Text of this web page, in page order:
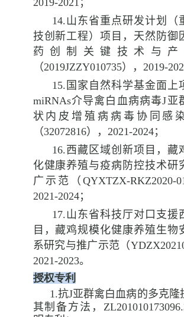
2019-2021 ；
14. 山东省重点研发计划（
技创新工程）项目，天然防御
药创制关键技术与产
（2019JZZY010735）， 2019-
15. 国家自然科学基金面上
miRNAs介导禽白血病病毒J亚
状内皮增殖病病毒协同感
（32072816）， 2021-2024；
16. 西藏区域创新项目，藏
化健康养殖与疫病防控技术研
广示范（ QYXTZX-RKZ2020-
2021-2024；
17. 山东省科技厅对口支援
目，藏鸡规模化健康养殖生物
系研究与推广示范（
2021-2023。
授权专利
1.抗J亚群禽白血病的多克隆
其制备方法，